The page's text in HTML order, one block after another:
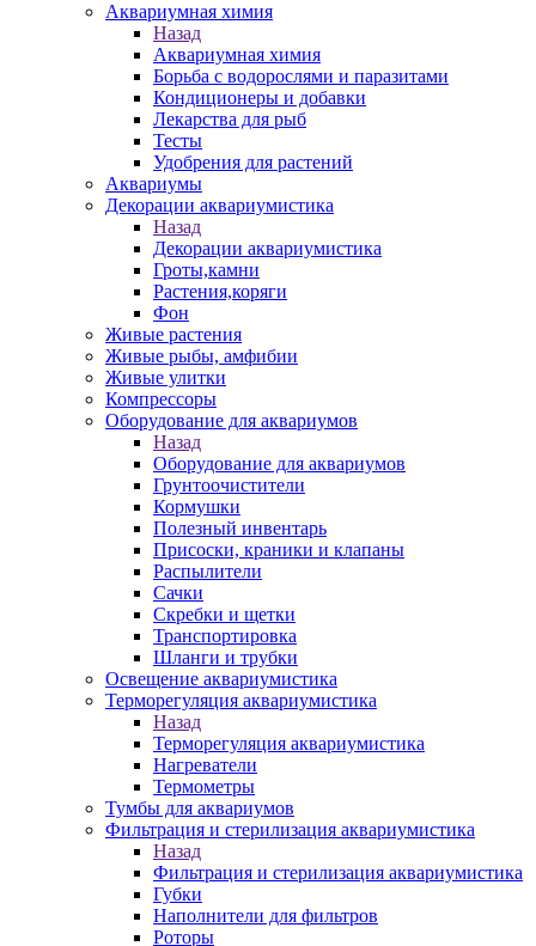
Аквариумная химия
Назад
Аквариумная химия
Борьба с водорослями и паразитами
Кондиционеры и добавки
Лекарства для рыб
Тесты
Удобрения для растений
Аквариумы
Декорации аквариумистика
Назад
Декорации аквариумистика
Гроты,камни
Растения,коряги
Фон
Живые растения
Живые рыбы, амфибии
Живые улитки
Компрессоры
Оборудование для аквариумов
Назад
Оборудование для аквариумов
Грунтоочистители
Кормушки
Полезный инвентарь
Присоски, краники и клапаны
Распылители
Сачки
Скребки и щетки
Транспортировка
Шланги и трубки
Освещение аквариумистика
Терморегуляция аквариумистика
Назад
Терморегуляция аквариумистика
Нагреватели
Термометры
Тумбы для аквариумов
Фильтрация и стерилизация аквариумистика
Назад
Фильтрация и стерилизация аквариумистика
Губки
Наполнители для фильтров
Роторы